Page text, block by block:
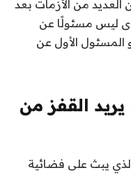
العديد من الأزمات بعد
ليس مسئولًا عن
المسئول الأول عن
القفز من
يبث على فضائية